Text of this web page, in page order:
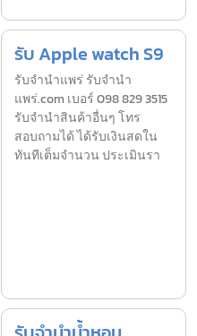
รับ Apple watch S9
รับจํานำแพร่ รับจํานํา
แพร่.com เบอร์ 098 829 3515
รับจำนำสินค้าอื่นๆ โทร
สอบถามได้ ได้รับเงินสดใน
ทันทีเต็มจำนวน ประเมินรา